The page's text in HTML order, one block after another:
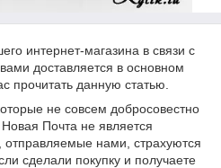
интернет-магазина в связи с
доставляется в основном
данную статью.
не совсем добросовестно
Почта не является
нами, страхуются
сделали покупку и получаете